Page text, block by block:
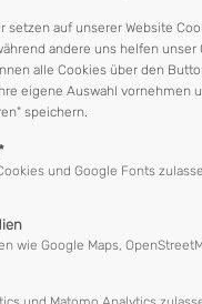
Uhr zu einer Ölspur in
festgestellt.
setzen auf unserer Website
andere uns helfen unser
alle Cookies über den
eigene Auswahl vornehmen
speichern.
und Google Fonts
wie Google Maps,